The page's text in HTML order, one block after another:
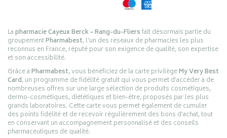
Lapharmacie Cayeux Berck – Rang-du-Fliersfait désormais partie du
groupementPharmabest, l’un des réseaux de pharmacies les plus
reconnus en France, réputé pour son exigence de qualité, son expertise
et son accessibilité.
Grâce àPharmabest, vous bénéficiez de la carte privilègeMy Very Best
Card, un programme de fidélité gratuit qui vous permet d’accéder à de
nombreuses offres sur une large sélection de produits cosmétiques,
dermo-cosmétiques, diététiques et bien-être, proposés par les plus
grands laboratoires. Cette carte vous permet également de cumuler
des points fidélité et de recevoir régulièrement des bons d’achat, tout
en conservant un accompagnement personnalisé et des conseils
pharmaceutiques de qualité.